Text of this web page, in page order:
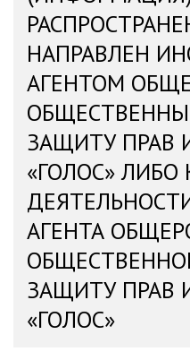
НАПРАВЛЕН
АГЕНТОМ
ЗАЩИТУ ПРАВ
«ГОЛОС» ЛИБО
АГЕНТА
ЗАЩИТУ ПРАВ
«ГОЛОС»